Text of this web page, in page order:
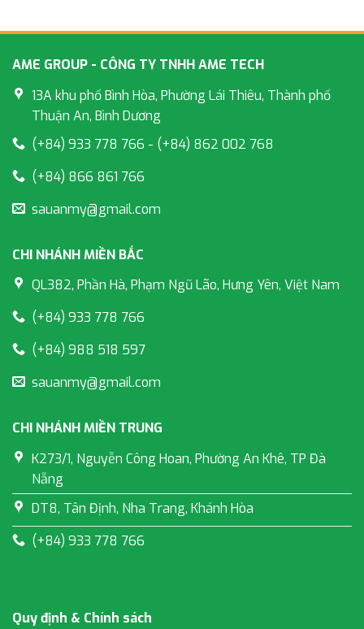
AME GROUP - CÔNG TY TNHH AME TECH
13A khu phố Bình Hòa, Phường Lái Thiêu, Thành phố
Thuận An, Bình Dương
(+84) 933 778 766 - (+84) 862 002 768
(+84) 866 861 766
sauanmy@gmail.com
CHI NHÁNH MIỀN BẮC
QL382, Phần Hà, Phạm Ngũ Lão, Hưng Yên, Việt Nam
(+84) 933 778 766
(+84) 988 518 597
sauanmy@gmail.com
CHI NHÁNH MIỀN TRUNG
K273/1, Nguyễn Công Hoan, Phường An Khê, TP Đà
Nẵng
DT8, Tân Định, Nha Trang, Khánh Hòa
(+84) 933 778 766
Quy định & Chính sách